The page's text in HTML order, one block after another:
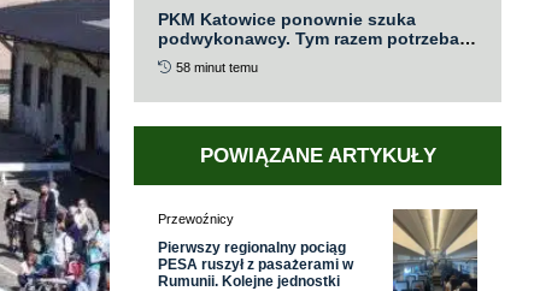
PKM Katowice ponownie szuka
podwykonawcy. Tym razem potrzeba
11 autobusów
58 minut temu
POWIĄZANE ARTYKUŁY
Przewoźnicy
Pierwszy regionalny pociąg
PESA ruszył z pasażerami w
Rumunii. Kolejne jednostki